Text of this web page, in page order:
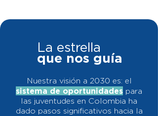
La estrella
que nos guía
Nuestra visión a 2030 es: el
sistema de oportunidades para
las juventudes en Colombia ha
dado pasos significativos hacia la